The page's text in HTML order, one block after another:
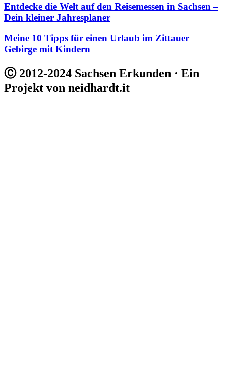
Entdecke die Welt auf den Reisemessen in Sachsen –
Dein kleiner Jahresplaner
Meine 10 Tipps für einen Urlaub im Zittauer
Gebirge mit Kindern
Ⓒ 2012-2024 Sachsen Erkunden · Ein
Projekt von neidhardt.it